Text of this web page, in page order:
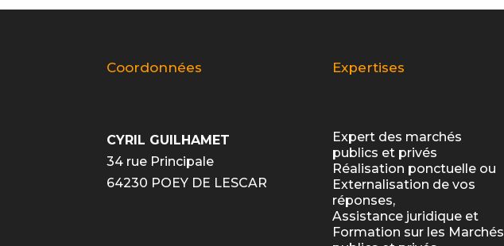
Coordonnées
CYRIL GUILHAMET
34 rue Principale
64230 POEY DE LESCAR
Expertises
Expert des marchés
publics et privés
Réalisation ponctuelle ou
Externalisation de vos
réponses,
Assistance juridique et
Formation sur les Marchés